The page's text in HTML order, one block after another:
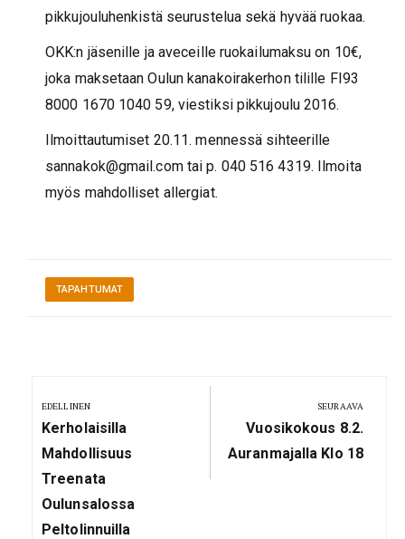
pikkujouluhenkistä seurustelua sekä hyvää ruokaa.
OKK:n jäsenille ja aveceille ruokailumaksu on 10€,
joka maksetaan Oulun kanakoirakerhon tilille FI93
8000 1670 1040 59, viestiksi pikkujoulu 2016.
Ilmoittautumiset 20.11. mennessä sihteerille
sannakok@gmail.com tai p. 040 516 4319. Ilmoita
myös mahdolliset allergiat.
TAPAHTUMAT
selaus
EDELLINEN
Previous
Post:
Kerholaisilla
Mahdollisuus
Treenata
Oulunsalossa
Peltolinnuilla
SEURAAVA
Next
Post:
Vuosikokous 8.2.
Auranmajalla Klo 18